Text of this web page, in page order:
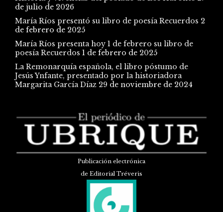
de julio de 2026
María Ríos presentó su libro de poesía Recuerdos 2
de febrero de 2025
María Ríos presenta hoy 1 de febrero su libro de
poesía Recuerdos 1 de febrero de 2025
La Remonarquía española, el libro póstumo de
Jesús Ynfante, presentado por la historiadora
Margarita García Díaz 29 de noviembre de 2024
Publicación electrónica
de Editorial Tréveris